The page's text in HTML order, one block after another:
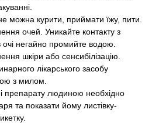
можна курити, приймати їжу, пити.
очей. Уникайте контакту з
негайно промийте водою.
шкіри або сенсибілізацію.
лікарського засобу
з милом.
препарату людиною необхідно
та показати йому листівку-